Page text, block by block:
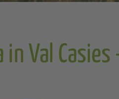
Val Casies